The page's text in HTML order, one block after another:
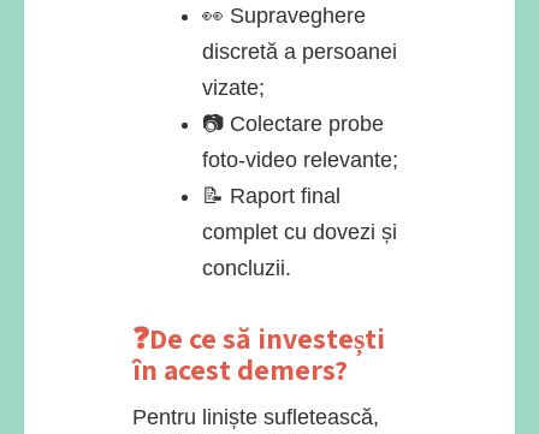
👀 Supraveghere
discretă a persoanei
vizate;
📷 Colectare probe
foto-video relevante;
📝 Raport final
complet cu dovezi și
concluzii.
❓De ce să investești
în acest demers?
Pentru liniște sufletească,